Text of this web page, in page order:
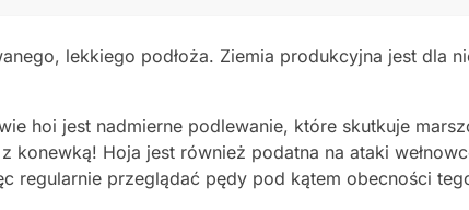
lekkiego podłoża. Ziemia produkcyjna jest dla
hoi jest nadmierne podlewanie, które skutkuje
konewką! Hoja jest również podatna na ataki
regularnie przeglądać pędy pod kątem obecności